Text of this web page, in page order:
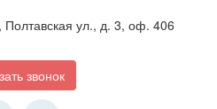
ул., д. 3, оф. 406
звонок